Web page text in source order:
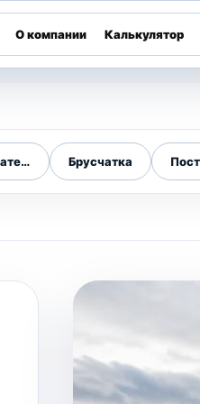
О компании Калькулятор
Брусчатка